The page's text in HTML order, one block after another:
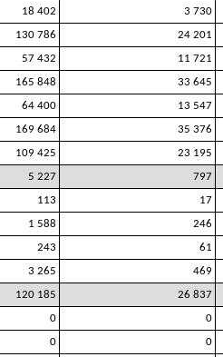
18 402 3 730
130 786 24 201
57 432 11 721
165 848 33 645
64 400 13 547
169 684 35 376
109 425 23 195
5 227 797
113 17
1 588 246
243 61
3 265 469
120 185 26 837
0 0
0 0